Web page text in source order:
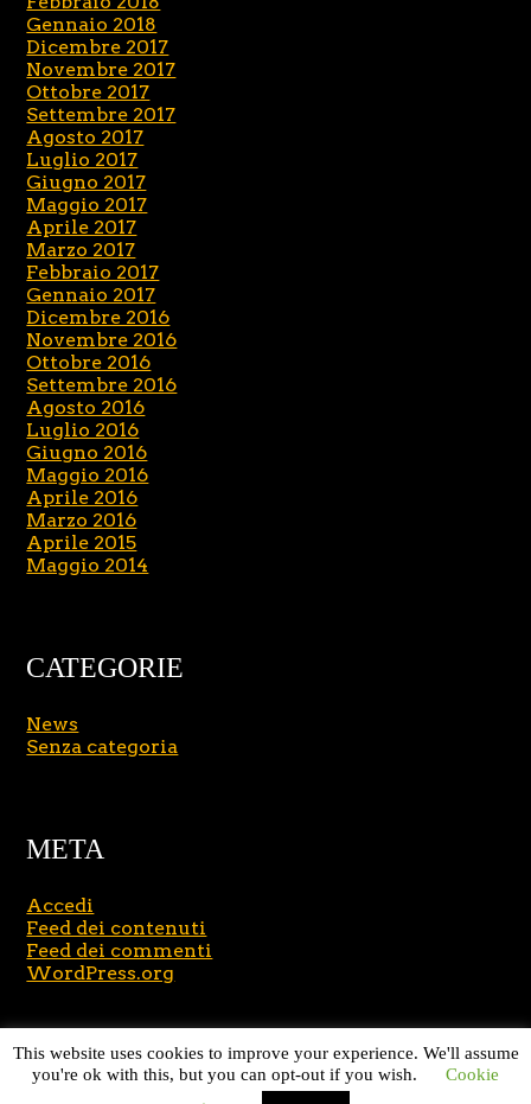
Gennaio 2018
Dicembre 2017
Novembre 2017
Ottobre 2017
Settembre 2017
Agosto 2017
Luglio 2017
Giugno 2017
Maggio 2017
Aprile 2017
Marzo 2017
Febbraio 2017
Gennaio 2017
Dicembre 2016
Novembre 2016
Ottobre 2016
Settembre 2016
Agosto 2016
Luglio 2016
Giugno 2016
Maggio 2016
Aprile 2016
Marzo 2016
Aprile 2015
Maggio 2014
CATEGORIE
News
Senza categoria
META
Accedi
Feed dei contenuti
Feed dei commenti
WordPress.org
Copyright © 2026 Massimo Brusasco
. All Rights
Reserved.Journal Lite by Slocum Studio
This website uses cookies to improve your experience. We'll assume
you're ok with this, but you can opt-out if you wish.
Cookie